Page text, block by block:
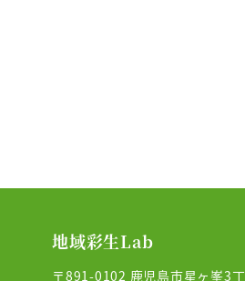
地域彩生Lab
〒891-0102 鹿児島市星ヶ峯3